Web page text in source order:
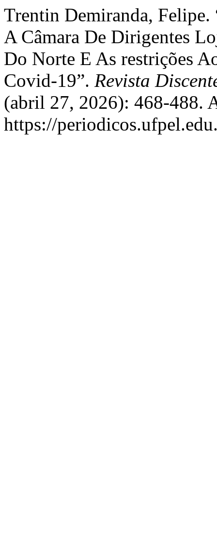
Trentin Demiranda, Felipe.
A Câmara De Dirigentes
Do Norte E As restrições
Covid-19”. Revista
(abril 27, 2026): 468-488.
https://